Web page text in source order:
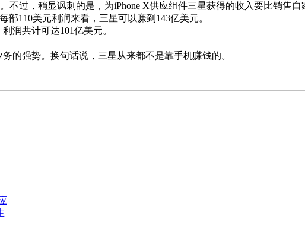
过，稍显讽刺的是，为iPhone X供应组件三星获得的收入要比销售自
部110美元利润来看，三星可以赚到143亿美元。
润共计可达101亿美元。
的强势。换句话说，三星从来都不是靠手机赚钱的。